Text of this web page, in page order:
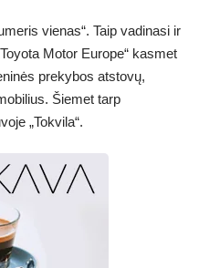
vienas“. Taip vadinasi ir
Motor Europe“ kasmet
prekybos atstovų,
Šiemet tarp
„Tokvila“.